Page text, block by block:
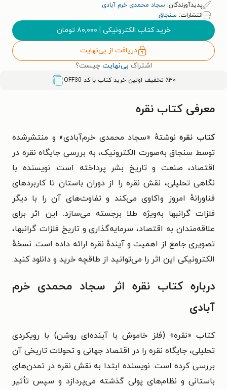
پدیدآورندگان: سجاد محمدی خرم آبادی
انتشارات: سنجاق
خرید کتاب الکترونیکی | ۸۰,۰۰۰ تومان
دریافت از بی‌نهایت
اشتراک بی‌نهایت چیست؟
٪۳۰ تخفیف اولین خرید کتاب با کد OFF30
معرفی کتاب نقره
کتاب نقرهنوشتهٔ «سجاد محمدی خرم‌آبادی» و منتشرشده
توسط سنجاق به‌صورت الکترونیک، به بررسی جایگاه نقره در
اقتصاد، صنعت و تاریخ بشر پرداخته است. نویسنده با
نگاهی تحلیلی، نقش نقره را از دوران باستان تا کاربردهای
فناورانهٔ امروز واکاوی می‌کند و تفاوت‌های آن را با دیگر
فلزات گرانبها به‌ویژه طلا برجسته می‌سازد. این اثر برای
علاقه‌مندان به اقتصاد، سرمایه‌گذاری و تاریخ فلزات گرانبها،
تصویری جامع از اهمیت و آیندهٔ نقره ارائه داده است. نسخهٔ
الکترونیکی این اثر را می‌توانید از طاقچه خرید و دانلود کنید.
درباره کتاب نقره اثر سجاد محمدی خرم
آبادی
کتاب «نقره» (فلز خاموش با آینده‌ای روشن) با رویکردی
تحلیلی، جایگاه نقره را در اقتصاد جهانی و تحولات تاریخی آن
بررسی کرده است. نویسنده ابتدا به نقش نقره در تمدن‌های
باستانی و نظام‌های پولی گذشته می‌پردازد و سپس تأثیر